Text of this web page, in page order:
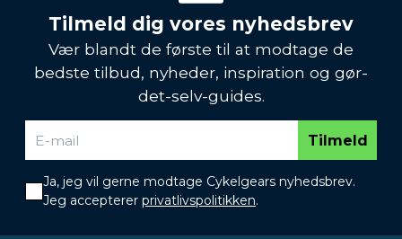
Tilmeld dig vores nyhedsbrev
Vær blandt de første til at modtage de
bedste tilbud, nyheder, inspiration og gør-
det-selv-guides.
Tilmeld
Ja, jeg vil gerne modtage Cykelgears nyhedsbrev.
Jeg accepterer privatlivspolitikken.